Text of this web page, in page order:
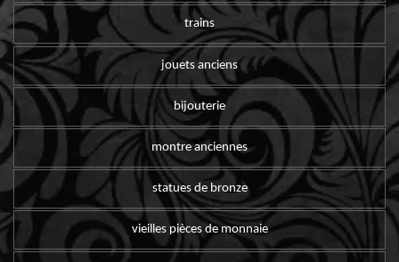
trains
jouets anciens
bijouterie
montre anciennes
statues de bronze
vieilles pièces de monnaie